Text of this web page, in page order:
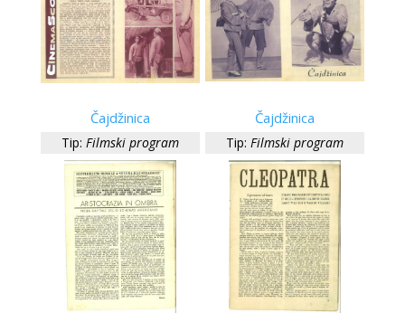
Čajdžinica
Tip: Filmski program
Čajdžinica
Tip: Filmski program